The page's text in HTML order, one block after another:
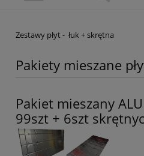
Zestawy płyt - łuk + skrętna
Pakiety mieszane
Pakiet mieszany
99szt + 6szt